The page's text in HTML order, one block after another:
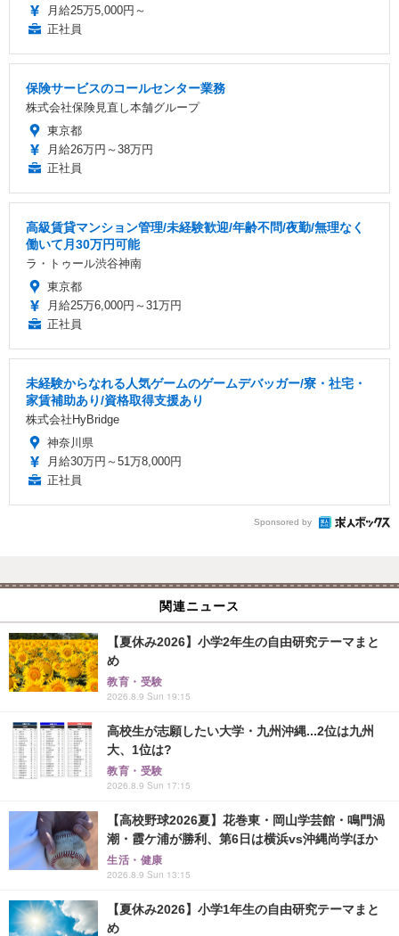
月給25万5,000円～
正社員
保険サービスのコールセンター業務
株式会社保険見直し本舗グループ
東京都
月給26万円～38万円
正社員
高級賃貸マンション管理/未経験歓迎/年齢不問/夜勤/無理なく
働いて月30万円可能
ラ・トゥール渋谷神南
東京都
月給25万6,000円～31万円
正社員
未経験からなれる人気ゲームのゲームデバッガー/寮・社宅・
家賃補助あり/資格取得支援あり
株式会社HyBridge
神奈川県
月給30万円～51万8,000円
正社員
Sponsored by
関連ニュース
【夏休み2026】小学2年生の自由研究テーマまと
め
教育・受験
2026.8.9 Sun 19:15
高校生が志願したい大学・九州沖縄...2位は九州
大、1位は?
教育・受験
2026.8.9 Sun 17:15
【高校野球2026夏】花巻東・岡山学芸館・鳴門渦
潮・霞ケ浦が勝利、第6日は横浜vs沖縄尚学ほか
生活・健康
2026.8.9 Sun 13:15
【夏休み2026】小学1年生の自由研究テーマまと
め